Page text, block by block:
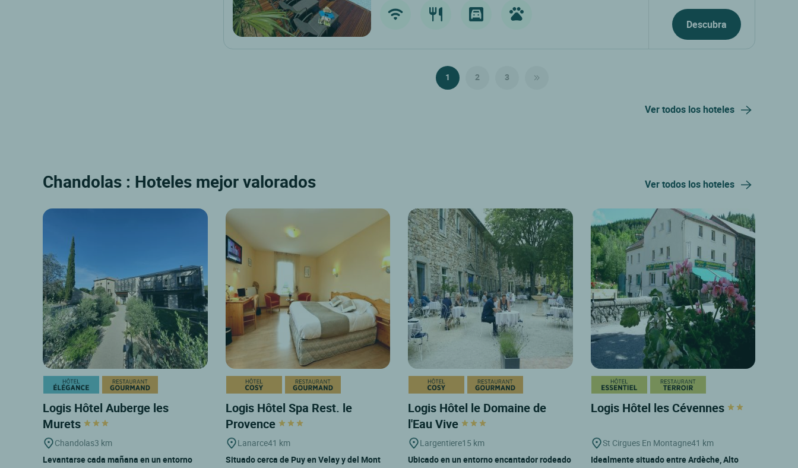
Descubra
1 2 3
Ver todos los hoteles
Chandolas : Hoteles mejor valorados Ver todos los hoteles
Logis Hôtel Auberge les
Murets
Chandolas3 km
Levantarse cada mañana en un entorno
Logis Hôtel Spa Rest. le
Provence
Lanarce41 km
Situado cerca de Puy en Velay y del Mont
Logis Hôtel le Domaine de
l'Eau Vive
Largentiere15 km
Ubicado en un entorno encantador rodeado
Logis Hôtel les Cévennes
St Cirgues En Montagne41 km
Idealmente situado entre Ardèche, Alto